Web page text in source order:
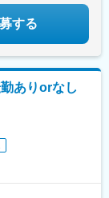
田急相模原駅、川
喜駅、川口駅、
、鎌取駅、稲毛海
房鴨川駅、愛宕
駅、新浦安駅、津
千葉ニュータウ
、宇都宮駅、宝
足利駅、常陸多
駅、石岡駅、笹
する
ありorなし